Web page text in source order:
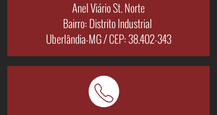
Anel Viário St. Norte
Bairro: Distrito Industrial
Uberlândia-MG / CEP: 38.402-343